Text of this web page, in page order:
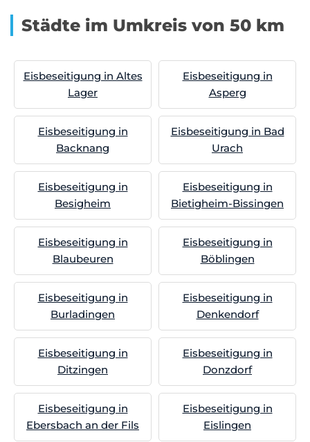
Städte im Umkreis von 50 km
Eisbeseitigung in Altes
Lager
Eisbeseitigung in
Asperg
Eisbeseitigung in
Backnang
Eisbeseitigung in Bad
Urach
Eisbeseitigung in
Besigheim
Eisbeseitigung in
Bietigheim-Bissingen
Eisbeseitigung in
Blaubeuren
Eisbeseitigung in
Böblingen
Eisbeseitigung in
Burladingen
Eisbeseitigung in
Denkendorf
Eisbeseitigung in
Ditzingen
Eisbeseitigung in
Donzdorf
Eisbeseitigung in
Ebersbach an der Fils
Eisbeseitigung in
Eislingen